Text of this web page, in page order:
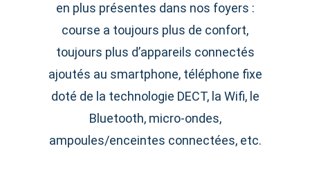
en plus présentes dans nos foyers :
course a toujours plus de confort,
toujours plus d’appareils connectés
ajoutés au smartphone, téléphone fixe
doté de la technologie DECT, la Wifi, le
Bluetooth, micro-ondes,
ampoules/enceintes connectées, etc.